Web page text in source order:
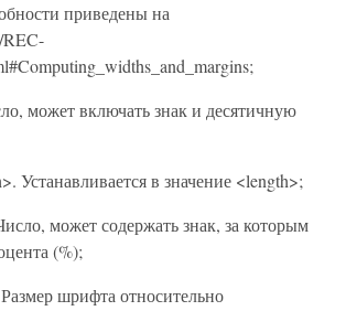
приведены на
может включать знак и десятичную
Устанавливается в значение <length>;
может содержать знак, за которым
(%);
шрифта относительно